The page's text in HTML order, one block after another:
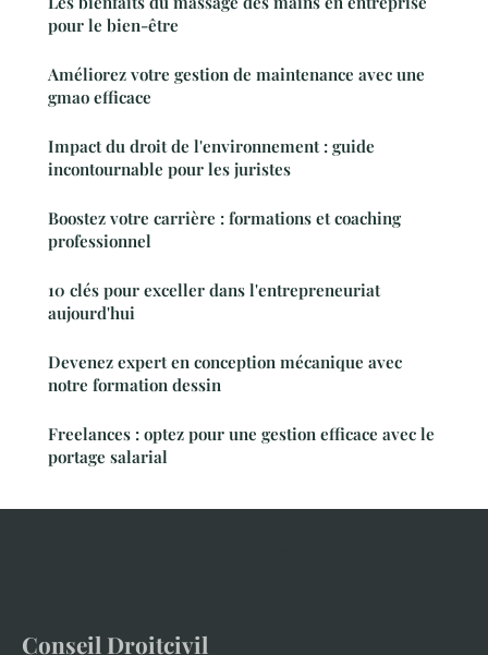
pour le bien-être
Améliorez votre gestion de maintenance avec une
gmao efficace
Impact du droit de l'environnement : guide
incontournable pour les juristes
Boostez votre carrière : formations et coaching
professionnel
10 clés pour exceller dans l'entrepreneuriat
aujourd'hui
Devenez expert en conception mécanique avec
notre formation dessin
Freelances : optez pour une gestion efficace avec le
portage salarial
Conseil Droitcivil